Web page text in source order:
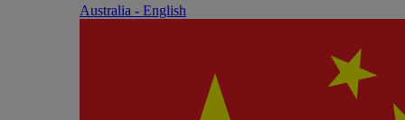
Australia - English